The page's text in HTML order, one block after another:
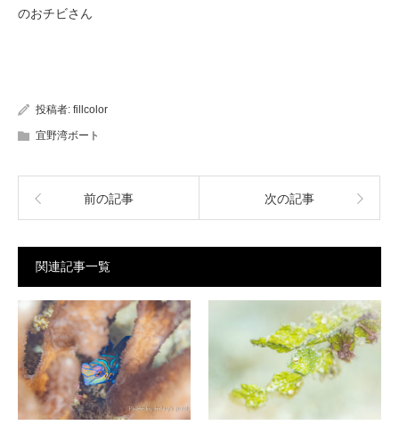
のおチビさん
投稿者: fillcolor
宜野湾ボート
前の記事 次の記事
関連記事一覧